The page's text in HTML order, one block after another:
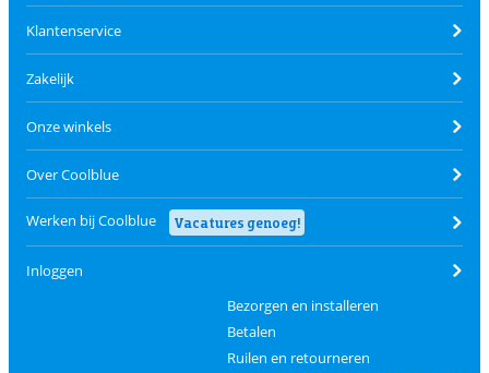
Klantenservice
Zakelijk
Onze winkels
Over Coolblue
Werken bij Coolblue Vacatures genoeg!
Inloggen
Bezorgen en installeren
Betalen
Ruilen en retourneren